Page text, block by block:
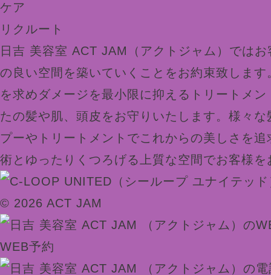
ケア
リクルート
日吉 美容室 ACT JAM（アクトジャム）では
の良い空間を築いていくことをお約束致しま
を求めダメージを最小限に抑えるトリートメ
たの髪や肌、頭皮をお守りいたします。様々
プーやトリートメントでこれからの美しさを
術とゆったりくつろげる上質な空間でお客様
© 2026 ACT JAM
WEB予約